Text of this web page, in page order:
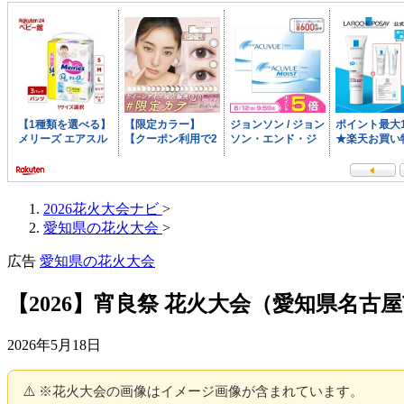
2026花火大会ナビ >
愛知県の花火大会 >
広告 愛知県の花火大会
【2026】宵良祭 花火大会（愛知県名古
2026年5月18日
⚠️ ※花火大会の画像はイメージ画像が含まれています。